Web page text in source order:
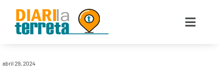
abril 29, 2024